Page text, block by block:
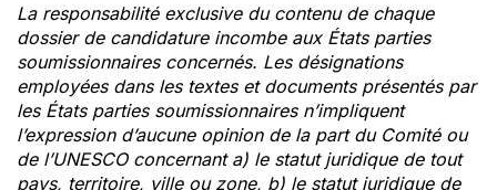
La responsabilité exclusive du contenu de chaque
dossier de candidature incombe aux États parties
soumissionnaires concernés. Les désignations
employées dans les textes et documents présentés par
les États parties soumissionnaires n’impliquent
l’expression d’aucune opinion de la part du Comité ou
de l’UNESCO concernant a) le statut juridique de tout
pays, territoire, ville ou zone, b) le statut juridique de